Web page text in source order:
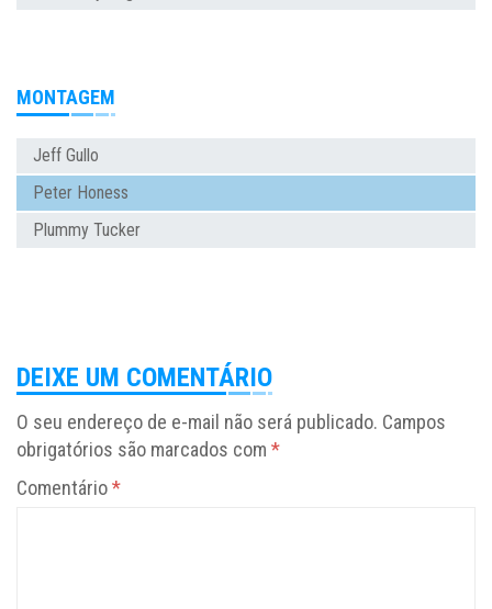
MONTAGEM
Jeff Gullo
Peter Honess
Plummy Tucker
DEIXE UM COMENTÁRIO
O seu endereço de e-mail não será publicado. Campos
obrigatórios são marcados com *
Comentário*